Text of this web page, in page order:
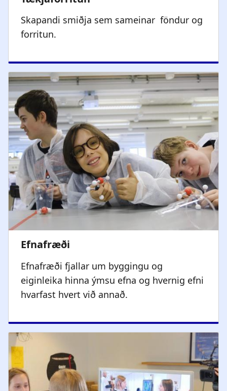
Skapandi smiðja sem sameinar föndur og
forritun. ​
Efnafræði fjallar um byggingu og
eiginleika hinna ýmsu efna og hvernig efni
hvarfast hvert við annað.